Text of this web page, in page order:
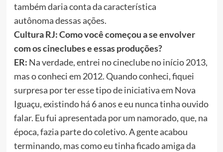
também daria conta da característica
autônoma dessas ações.
Cultura RJ: Como você começou a se envolver
com os cineclubes e essas produções?
ER: Na verdade, entrei no cineclube no início 2013,
mas o conheci em 2012. Quando conheci, fiquei
surpresa por ter esse tipo de iniciativa em Nova
Iguaçu, existindo há 6 anos e eu nunca tinha ouvido
falar. Eu fui apresentada por um namorado, que, na
época, fazia parte do coletivo. A gente acabou
terminando, mas como eu tinha ficado amiga da